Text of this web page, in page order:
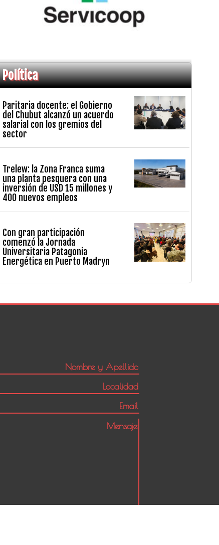
Política
Paritaria docente: el Gobierno
del Chubut alcanzó un acuerdo
salarial con los gremios del
sector
Trelew: la Zona Franca suma
una planta pesquera con una
inversión de USD 15 millones y
400 nuevos empleos
Con gran participación
comenzó la Jornada
Universitaria Patagonia
Energética en Puerto Madryn